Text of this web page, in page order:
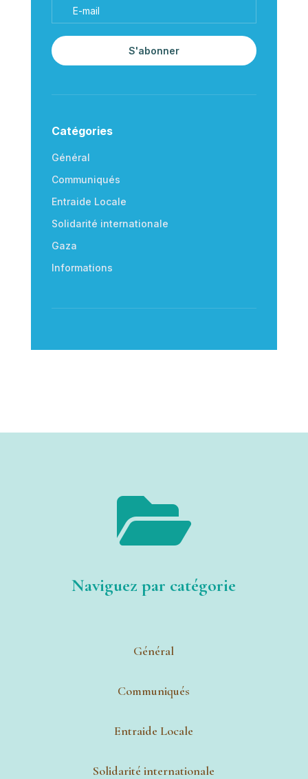
S'abonner
Catégories
Général
Communiqués
Entraide Locale
Solidarité internationale
Gaza
Informations

Naviguez par catégorie
Général
Communiqués
Entraide Locale
Solidarité internationale